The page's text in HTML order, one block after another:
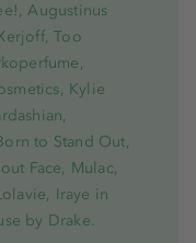
Augustinus
Too
Kylie
to Stand Out,
Face, Mulac,
Iraye in
by Drake.